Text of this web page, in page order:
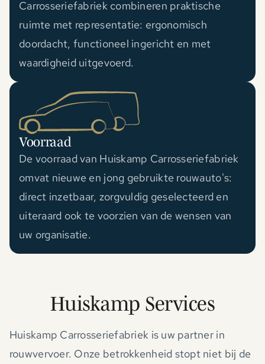
Carrosseriefabriek combineren praktische
ruimte met representatie: ergonomisch
doordacht, functioneel ingericht en met
waardigheid uitgevoerd.
Voorraad
De voorraad van Huiskamp Carrosseriefabriek
omvat nieuwe en jong gebruikte rouwauto's:
direct inzetbaar, zorgvuldig geselecteerd en
uiteraard ook te voorzien van de wensen van
uw organisatie.
Huiskamp Services
Huiskamp Carrosseriefabriek is uw partner in
rouwvervoer. Onze betrokkenheid stopt niet bij de